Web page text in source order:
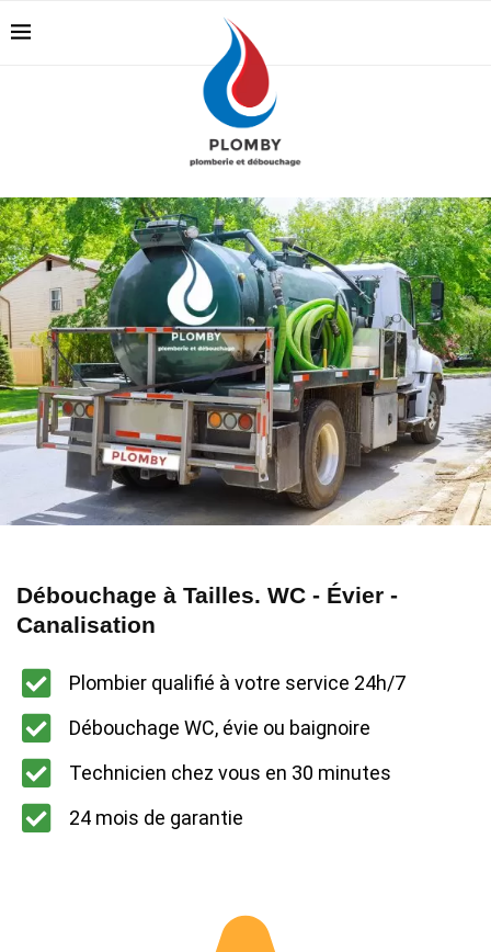
Débouchage à Tailles. WC - Évier -
Canalisation
Plombier qualifié à votre service 24h/7
Débouchage WC, évie ou baignoire
Technicien chez vous en 30 minutes
24 mois de garantie